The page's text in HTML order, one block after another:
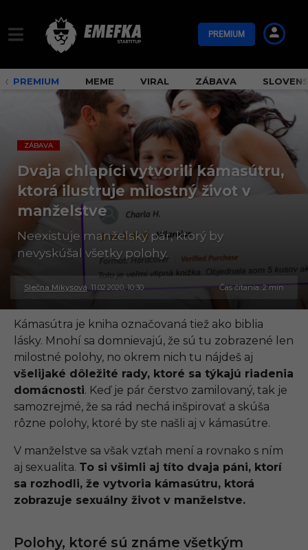
PREMIUM
PREMIUM MEME VIRAL ZÁBAVA
ZÁBAVA
Dvaja chlapíci vytvorili kámasútru,
ktorá ilustruje milostný život v
manželstve
Neexistuje manželský pár, ktorý by
nevyskúšal všetky polohy.
Slečna Mikysová 11.02.2020, 10:30
3
.
0
.
2
2
1
1
5
0
Čas čítania: 2 min
Kámasútra je kniha označovaná tiež ako biblia
lásky. Mnohí sa domnievajú, že sú tu zobrazené len
milostné polohy, no okrem nich tu nájdeš aj
všelijaké dôležité rady, ktoré sa týkajú riadenia
domácnosti. Keď je pár čerstvo zamilovaný, tak je
samozrejmé, že sa rád nechá inšpirovať a skúša
rôzne polohy, ktoré by ste našli aj v kámasútre.
V manželstve sa však vzťah mení a rovnako s ním
aj sexualita. To si všimli aj títo dvaja páni, ktorí
sa rozhodli, že vytvoria kámasútru, ktorá
zobrazuje sexuálny život v manželstve.
Polohy, ktoré sú známe všetkým